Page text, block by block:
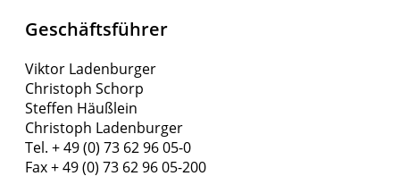
Geschäftsführer
Viktor Ladenburger
Christoph Schorp
Steffen Häußlein
Christoph Ladenburger
Tel. + 49 (0) 73 62 96 05-0
Fax + 49 (0) 73 62 96 05-200